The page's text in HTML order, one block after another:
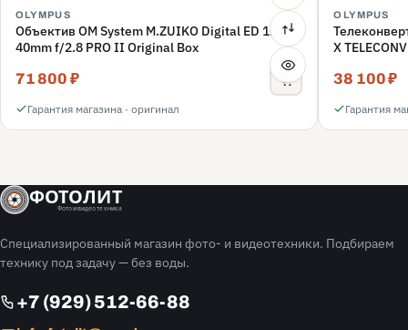
OLYMPUS
Объектив OM System M.ZUIKO Digital ED 12-
40mm f/2.8 PRO II Original Box
71 800 ₽
Гарантия магазина · оригинал
OLYMPUS
X
38 100 ₽
Гарантия
ФОТОЛИТ
Фото и видео техника
Специализированный магазин фото- и видеотехники. Подбираем
технику под задачу — без воды.
+7 (929) 512-66-88